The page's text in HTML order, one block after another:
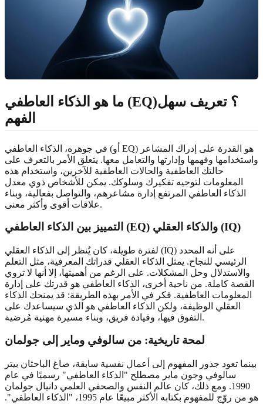
ما هو الذكاء العاطفي (EQ)؟ تعريف سهل
الفهم
في جوهره، الذكاء العاطفي (أو EQ) هو القدرة على إدراك المشاعر
واستخدامها وفهمها وإدارتها والتعامل معها. يتعلق الأمر بالتعرف على
حالتك العاطفية والحالات العاطفية للآخرين، واستخدام هذه
المعلومات لتوجيه تفكيرك وسلوكك. يمكن للأشخاص ذوي معدل
الذكاء العاطفي المرتفع إدارة مشاعرهم، والتواصل بفعالية، وبناء
علاقات أقوى وأكثر معنى.
التمييز بين الذكاء العاطفي (EQ) والذكاء العقلي (IQ)
لفترة طويلة، كان يُنظر إلى الذكاء العقلي (IQ) على أنه المحدد
الرئيسي للنجاح. يمثل الذكاء العقلي قدراتك المعرفية، مثل التعلم
والاستدلال وحل المشكلات. على الرغم من أهميتها، إلا أنها لا تروي
القصة كاملة. من ناحية أخرى، الذكاء العاطفي هو قدرتك على إدارة
المعلومات العاطفية. فكر في الأمر بهذه الطريقة: قد يمنحك الذكاء
العقلي الوظيفة، ولكن الذكاء العاطفي هو الذي سيساعدك على
التفوق فيها، وقيادة فريق، وبناء مسيرة مهنية مُرضية.
لمحة تاريخية: من سالوفي وماير إلى جولمان
بينما تعود جذور المفهوم إلى أعمال نفسية سابقة، صاغ الباحثان بيتر
سالوفي وجون ماير مصطلح "الذكاء العاطفي" رسميًا في عام
1990. ومع ذلك، كان عالم النفس والصحفي العلمي دانيال جولمان
هو من روّج للمفهوم بكتابه الأكثر مبيعًا عام 1995، "الذكاء العاطفي".